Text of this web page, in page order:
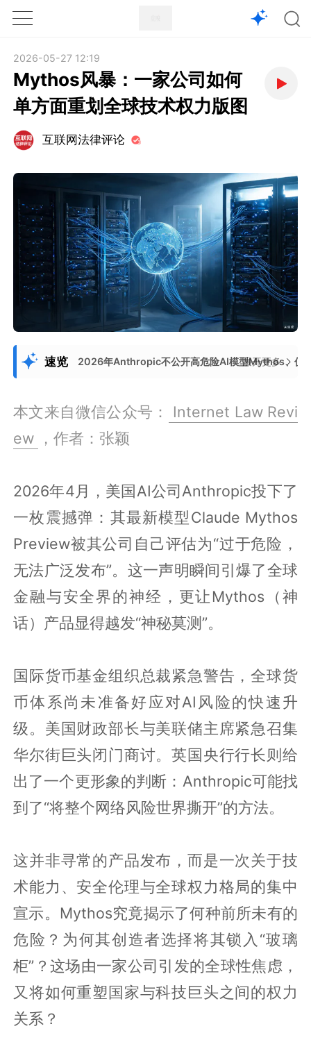
1X
2026-05-27 12:19
Mythos风暴：一家公司如何
单方面重划全球技术权力版图
互联网法律评论
速览 2026年Anthropic不公开高危险AI模型Mythos、仅
展开更多
本文来自微信公众号：
Internet Law Revi
ew
，作者：张颖
2026年4月，美国AI公司Anthropic投下了
一枚震撼弹：其最新模型Claude Mythos
Preview被其公司自己评估为“过于危险，
无法广泛发布”。这一声明瞬间引爆了全球
金融与安全界的神经，更让Mythos（神
话）产品显得越发“神秘莫测”。
国际货币基金组织总裁紧急警告，全球货
币体系尚未准备好应对AI风险的快速升
级。美国财政部长与美联储主席紧急召集
华尔街巨头闭门商讨。英国央行行长则给
出了一个更形象的判断：Anthropic可能找
到了“将整个网络风险世界撕开”的方法。
这并非寻常的产品发布，而是一次关于技
术能力、安全伦理与全球权力格局的集中
宣示。Mythos究竟揭示了何种前所未有的
危险？为何其创造者选择将其锁入“玻璃
柜”？这场由一家公司引发的全球性焦虑，
又将如何重塑国家与科技巨头之间的权力
关系？